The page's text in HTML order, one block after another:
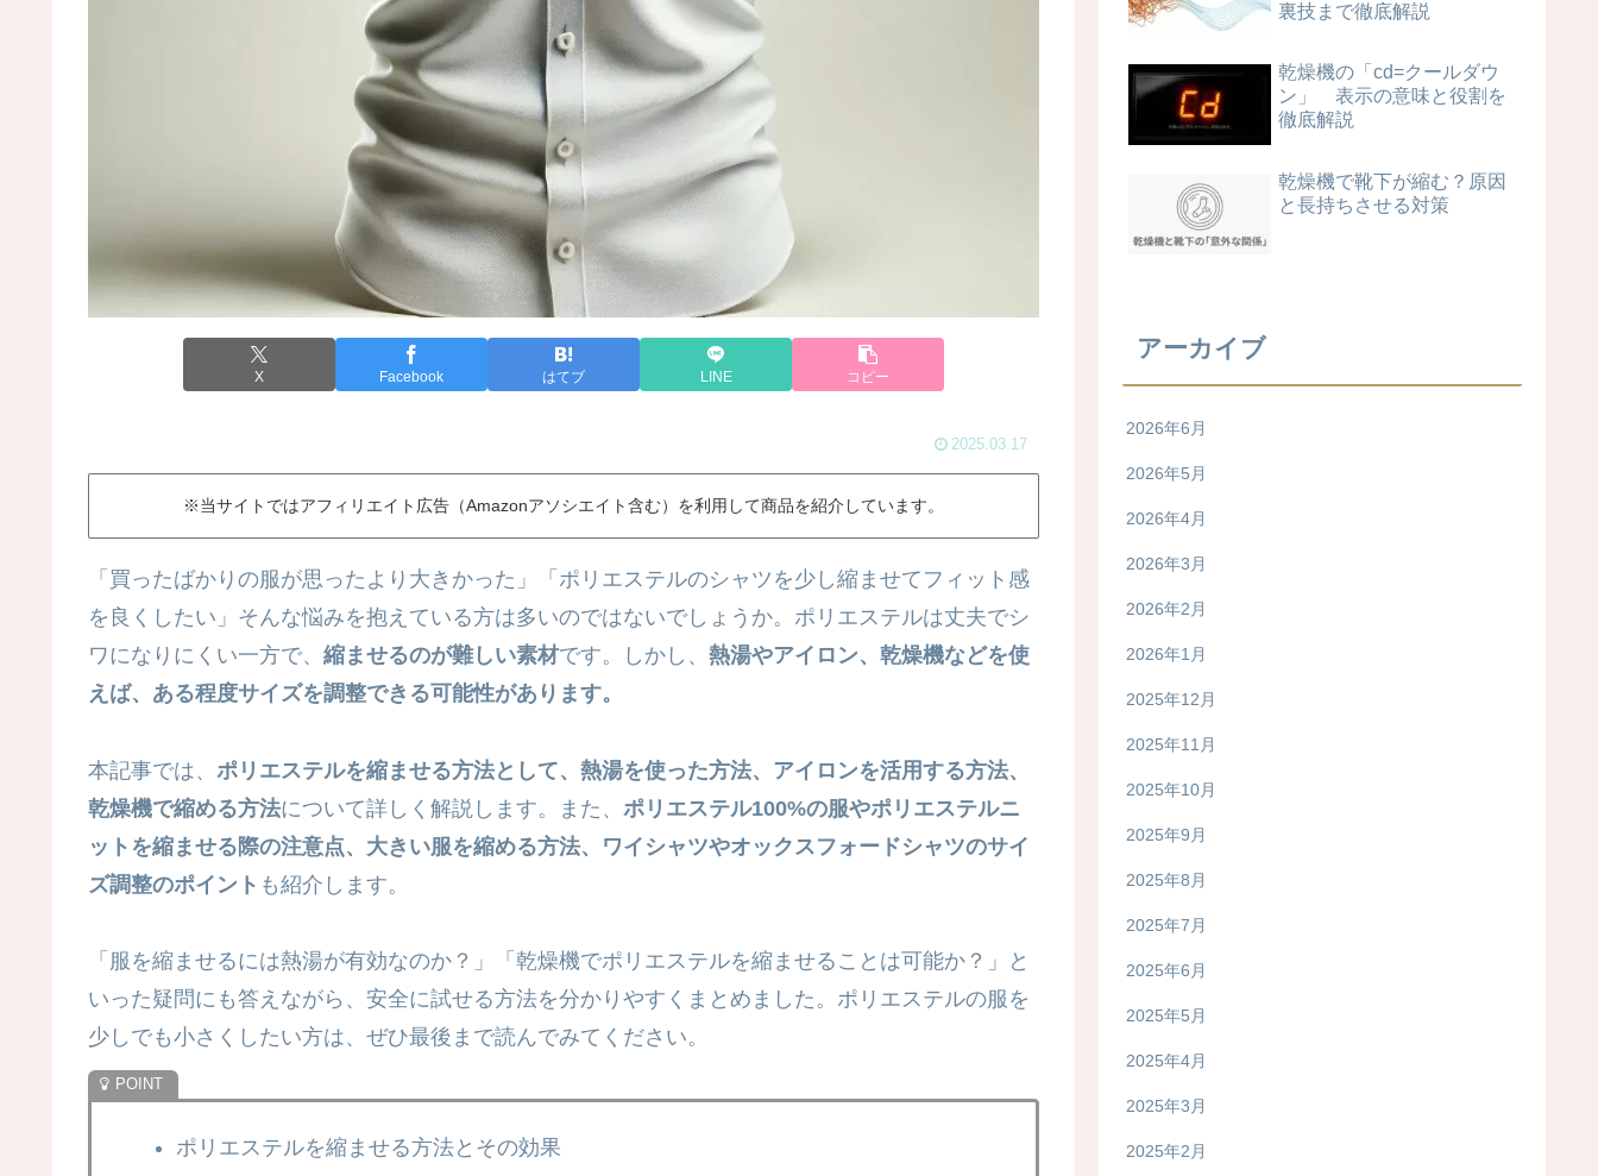
X Facebook はてブ LINE コピー
2025.03.17
※当サイトではアフィリエイト広告（Amazonアソシエイト含む）を利用して商品を紹介しています。
「買ったばかりの服が思ったより大きかった」「ポリエステルのシャツを少し縮ませてフィット感
を良くしたい」そんな悩みを抱えている方は多いのではないでしょうか。ポリエステルは丈夫でシ
ワになりにくい一方で、 縮ませるのが難しい素材です。しかし、 熱湯やアイロン、乾燥機などを使
えば、ある程度サイズを調整できる可能性があります。
本記事では、 ポリエステルを縮ませる方法として、熱湯を使った方法、アイロンを活用する方法、
乾燥機で縮める方法について詳しく解説します。また、 ポリエステル100%の服やポリエステルニ
ットを縮ませる際の注意点、大きい服を縮める方法、ワイシャツやオックスフォードシャツのサイ
ズ調整のポイント も紹介します。
「服を縮ませるには熱湯が有効なのか？」「乾燥機でポリエステルを縮ませることは可能か？」と
いった疑問にも答えながら、安全に試せる方法を分かりやすくまとめました。ポリエステルの服を
少しでも小さくしたい方は、ぜひ最後まで読んでみてください。
ポリエステルを縮ませる方法とその効果
裏技まで徹底解説
乾燥機の「cd=クールダウ
ン」 表示の意味と役割を
徹底解説
乾燥機で靴下が縮む？原因
と長持ちさせる対策
アーカイブ
2026年6月
2026年5月
2026年4月
2026年3月
2026年2月
2026年1月
2025年12月
2025年11月
2025年10月
2025年9月
2025年8月
2025年7月
2025年6月
2025年5月
2025年4月
2025年3月
2025年2月